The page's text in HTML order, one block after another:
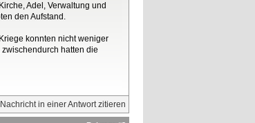
Adel, Verwaltung und
den Aufstand.
konnten nicht weniger
hatten die